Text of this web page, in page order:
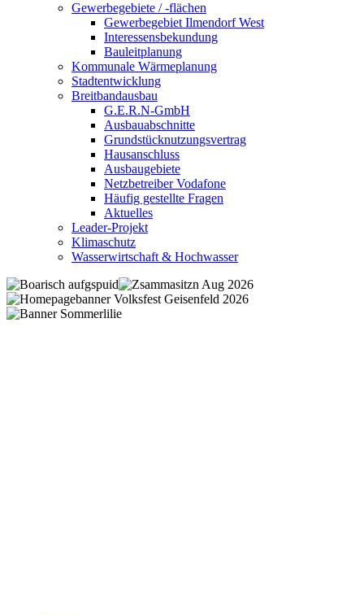
Gewerbegebiete / -flächen
Gewerbegebiet Ilmendorf West
Interessensbekundung
Bauleitplanung
Kommunale Wärmeplanung
Stadtentwicklung
Breitbandausbau
G.E.R.N-GmbH
Ausbauabschnitte
Grundstücknutzungsvertrag
Hausanschluss
Ausbaugebiete
Netzbetreiber Vodafone
Häufig gestellte Fragen
Aktuelles
Leader-Projekt
Klimaschutz
Wasserwirtschaft & Hochwasser